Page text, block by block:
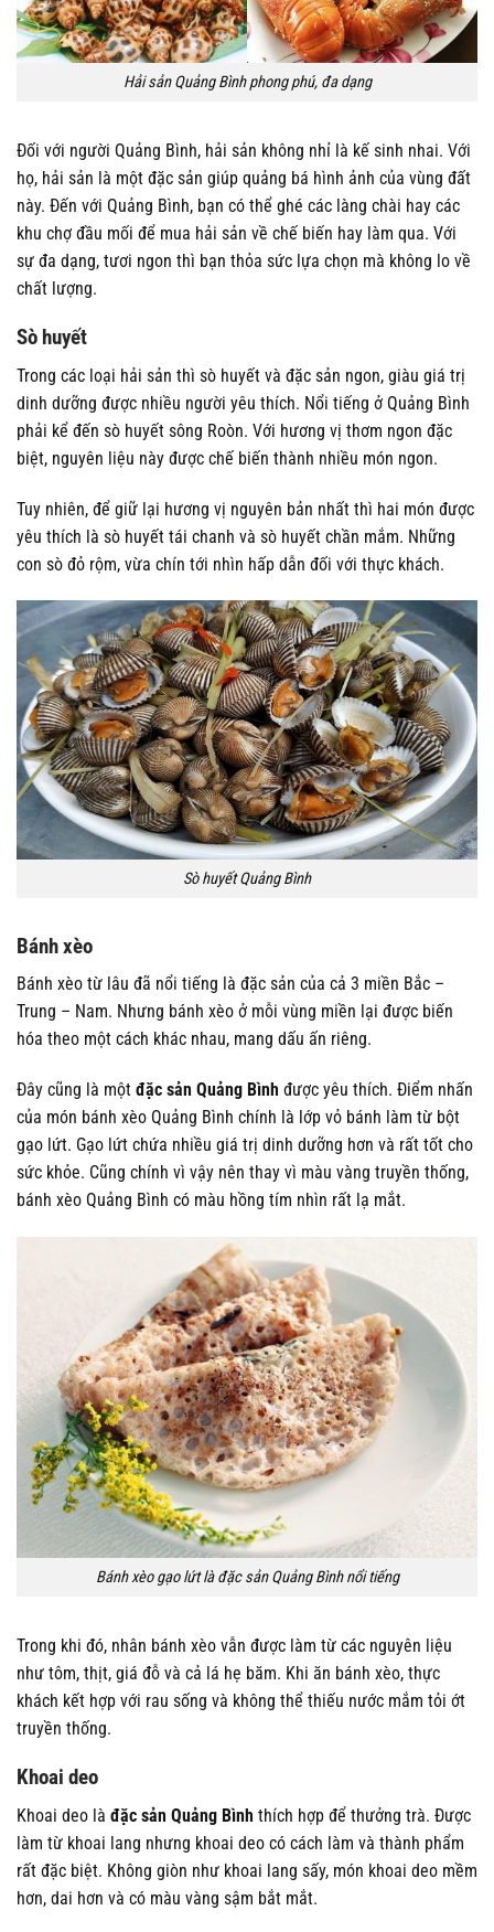
Hải sản Quảng Bình phong phú, đa dạng
Đối với người Quảng Bình, hải sản không nhỉ là kế sinh nhai. Với
họ, hải sản là một đặc sản giúp quảng bá hình ảnh của vùng đất
này. Đến với Quảng Bình, bạn có thể ghé các làng chài hay các
khu chợ đầu mối để mua hải sản về chế biến hay làm qua. Với
sự đa dạng, tươi ngon thì bạn thỏa sức lựa chọn mà không lo về
chất lượng.
Sò huyết
Trong các loại hải sản thì sò huyết và đặc sản ngon, giàu giá trị
dinh dưỡng được nhiều người yêu thích. Nổi tiếng ở Quảng Bình
phải kể đến sò huyết sông Roòn. Với hương vị thơm ngon đặc
biệt, nguyên liệu này được chế biến thành nhiều món ngon.
Tuy nhiên, để giữ lại hương vị nguyên bản nhất thì hai món được
yêu thích là sò huyết tái chanh và sò huyết chần mắm. Những
con sò đỏ rộm, vừa chín tới nhìn hấp dẫn đối với thực khách.
Sò huyết Quảng Bình
Bánh xèo
Bánh xèo từ lâu đã nổi tiếng là đặc sản của cả 3 miền Bắc –
Trung – Nam. Nhưng bánh xèo ở mỗi vùng miền lại được biến
hóa theo một cách khác nhau, mang dấu ấn riêng.
Đây cũng là một đặc sản Quảng Bình được yêu thích. Điểm nhấn
của món bánh xèo Quảng Bình chính là lớp vỏ bánh làm từ bột
gạo lứt. Gạo lứt chứa nhiều giá trị dinh dưỡng hơn và rất tốt cho
sức khỏe. Cũng chính vì vậy nên thay vì màu vàng truyền thống,
bánh xèo Quảng Bình có màu hồng tím nhìn rất lạ mắt.
Bánh xèo gạo lứt là đặc sản Quảng Bình nổi tiếng
Trong khi đó, nhân bánh xèo vẫn được làm từ các nguyên liệu
như tôm, thịt, giá đỗ và cả lá hẹ băm. Khi ăn bánh xèo, thực
khách kết hợp với rau sống và không thể thiếu nước mắm tỏi ớt
truyền thống.
Khoai deo
Khoai deo là đặc sản Quảng Bình thích hợp để thưởng trà. Được
làm từ khoai lang nhưng khoai deo có cách làm và thành phẩm
rất đặc biệt. Không giòn như khoai lang sấy, món khoai deo mềm
hơn, dai hơn và có màu vàng sậm bắt mắt.